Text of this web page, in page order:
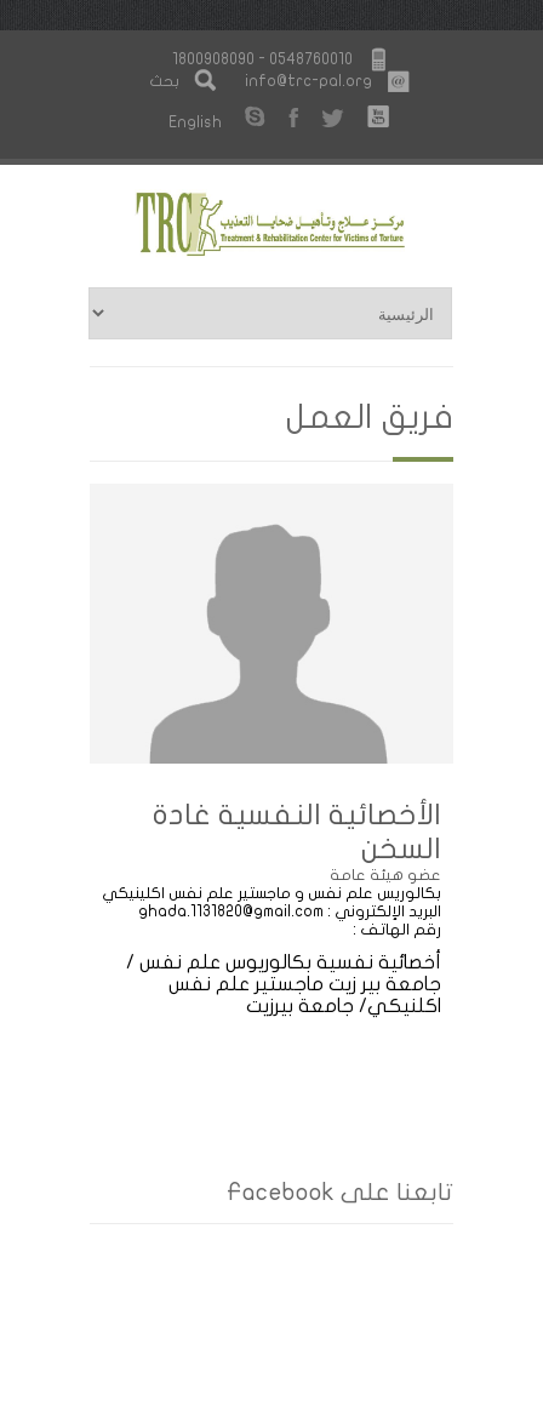
1800908090 - 0548760010
info@trc-pal.org
بحث
English
فريق العمل
الأخصائية النفسية غادة
السخن
عضو هيئة عامة
بكالوريس علم نفس و ماجستير علم نفس اكلينيكي
البريد الإلكتروني : ghada.1131820@gmail.com
رقم الهاتف :
أخصائية نفسية بكالوريوس علم نفس /
جامعة بير زيت ماجستير علم نفس
اكلنيكي/ جامعة بيرزيت
تابعنا على Facebook